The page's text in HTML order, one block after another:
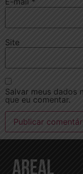
Site
Salvar meus dados
que eu comentar.